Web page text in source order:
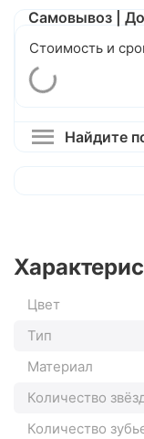
Самовывоз |
Стоимость и
Найдите
Цвет
Тип
Материал
Количество
Количество